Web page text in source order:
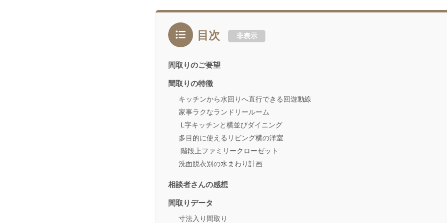
目次 非表示
間取りのご要望
間取りの特徴
キッチンから水回りへ直行できる回遊動線
家事ラクなランドリールーム
L字キッチンと横並びダイニング
多目的に使えるリビング横の洋室
階段上ファミリークローゼット
洗面脱衣別の水まわり計画
相談者さんの感想
間取りデータ
寸法入り間取り